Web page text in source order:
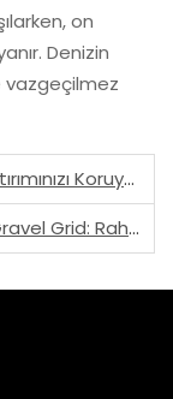
on
Denizin
vazgeçilmez
Koruyun
Rahatlık Ve Denge